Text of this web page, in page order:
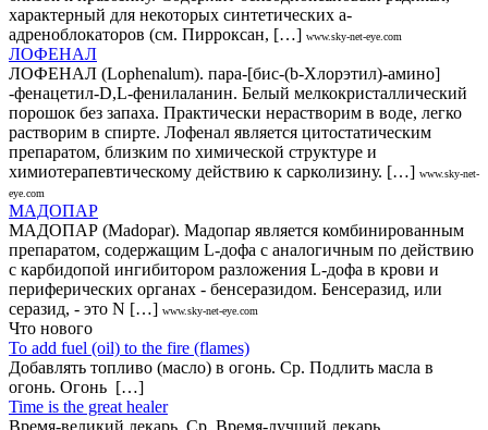
характерный для некоторых синтетических a-
адреноблокаторов (см. Пирроксан, […] www.sky-net-eye.com
ЛОФЕНАЛ
ЛОФЕНАЛ (Lophenalum). пара-[бис-(b-Хлорэтил)-амино]
-фенацетил-D,L-фенилаланин. Белый мелкокристаллический
порошок без запаха. Практически нерастворим в воде, легко
растворим в спирте. Лофенал является цитостатическим
препаратом, близким по химической структуре и
химиотерапевтическому действию к сарколизину. […] www.sky-net-
eye.com
МАДОПАР
МАДОПАР (Madopar). Мадопар является комбинированным
препаратом, содержащим L-дофа с аналогичным по действию
с карбидопой ингибитором разложения L-дофа в крови и
периферических органах - бенсеразидом. Бенсеразид, или
серазид, - это N […] www.sky-net-eye.com
Что нового
То add fuel (oil) to the fire (flames)
Добавлять топливо (масло) в огонь. Ср. Подлить масла в
огонь. Огонь […]
Time is the great healer
Время-великий лекарь. Ср. Время-лучший лекарь.